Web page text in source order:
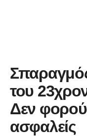
του
Δεν
ασφαλείς